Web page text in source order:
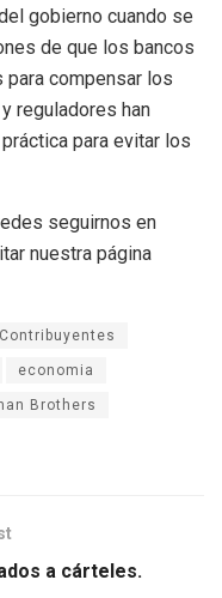
gobierno cuando se
de que los bancos
para compensar los
reguladores han
para evitar los
seguirnos en
nuestra página
Contribuyentes
economia
Brothers
a cárteles.